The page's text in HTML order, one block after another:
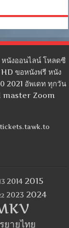
นังออนไลน์ โหลดซี
ขอหนังฟรี หนัง
2021 อัพเดท ทุกวัน
master Zoom
2014 2015
2023 2024
ยายไทย